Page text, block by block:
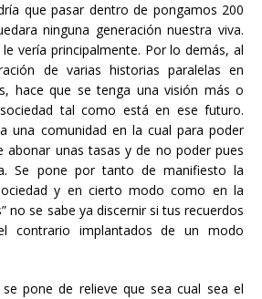
que pasar dentro de pongamos 200
ninguna generación nuestra viva.
vería principalmente. Por lo demás, al
de varias historias paralelas en
hace que se tenga una visión más o
tal como está en ese futuro.
una comunidad en la cual para poder
abonar unas tasas y de no poder pues
Se pone por tanto de manifiesto la
y en cierto modo como en la
no se sabe ya discernir si tus recuerdos
contrario implantados de un modo
pone de relieve que sea cual sea el